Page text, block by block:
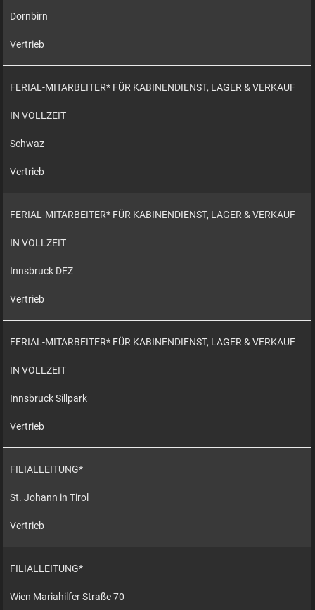
Dornbirn
Vertrieb
FERIAL-MITARBEITER* FÜR KABINENDIENST, LAGER & VERKAUF
IN VOLLZEIT
Schwaz
Vertrieb
FERIAL-MITARBEITER* FÜR KABINENDIENST, LAGER & VERKAUF
IN VOLLZEIT
Innsbruck DEZ
Vertrieb
FERIAL-MITARBEITER* FÜR KABINENDIENST, LAGER & VERKAUF
IN VOLLZEIT
Innsbruck Sillpark
Vertrieb
FILIALLEITUNG*
St. Johann in Tirol
Vertrieb
FILIALLEITUNG*
Wien Mariahilfer Straße 70